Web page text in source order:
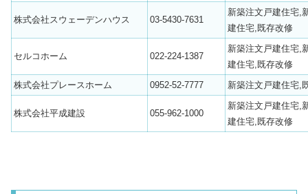
株式会社スウェーデンハウス 03-5430-7631
新築注文戸建住宅,
建住宅,既存改修
セルコホーム 022-224-1387
新築注文戸建住宅,
建住宅,既存改修
株式会社プレースホーム
0952-52-7777 新築注文戸建住宅,
株式会社平成建設 055-962-1000
新築注文戸建住宅,
建住宅,既存改修